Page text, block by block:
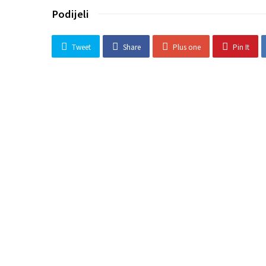
Podijeli
Tweet Share Plus one Pin It